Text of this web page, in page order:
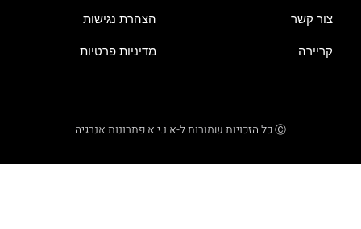
צור קשר
קריירה
הצהרת נגישות
מדיניות פרטיות
Ⓒ כל הזכויות שמורות ל-א.נ.י.א פתרונות אנרגיה